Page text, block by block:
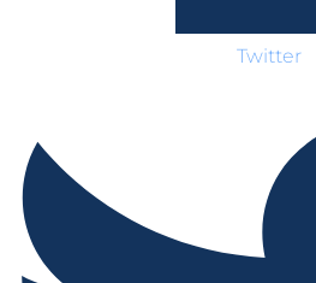
Twitter